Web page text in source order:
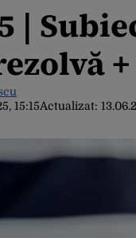
|
15:15Actualizat: